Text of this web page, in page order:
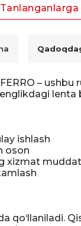
Tanlanganlarga
–
ishlash
oson
xizmat
qo‘llaniladi.